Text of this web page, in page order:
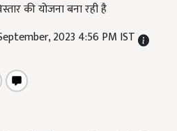
की योजना बना रही है
2023 4:56 PM IST